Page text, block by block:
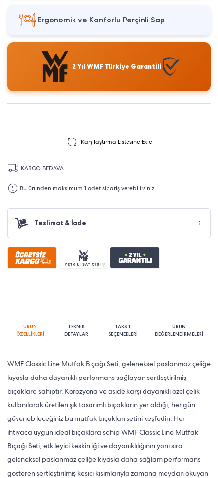
Ergonomik ve Konforlu Perçinli Sap
2 Yıl WMF Türkiye Garantili
Karşılaştırma Listesine Ekle
KARGO BEDAVA
Bu üründen maksimum 1 adet sipariş verebilirsiniz
Teslimat & İade
ÜRÜN
ÖZELLİKLERİ
TEKNİK
DETAYLAR
TAKSİT
SEÇENEKLERİ
ÜRÜN
DEĞERLENDİRMELERİ
WMF Classic Line Mutfak Bıçağı Seti, geleneksel paslanmaz çeliğe
kıyasla daha dayanıklı performans sağlayan sertleştirilmiş
bıçaklara sahiptir. Korozyona ve aside karşı dayanıklı özel çelik
kullanılarak üretilen şık tasarımlı bıçakların yer aldığı, her gün
güvenebileceğiniz bu mutfak bıçakları setini keşfedin. Her
ihtiyaca uygun ideal bıçaklara sahip WMF Classic Line Mutfak
Bıçağı Seti, etkileyici keskinliği ve dayanıklılığının yanı sıra
geleneksel paslanmaz çeliğe kıyasla daha sağlam performans
gösteren sertleştirilmiş kesici kısımlarıyla zamana meydan okuyan